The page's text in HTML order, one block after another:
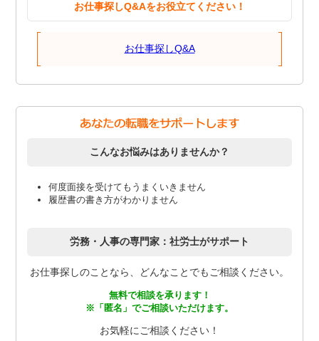
お仕事探しQ&Aをお役立てください！
お仕事探しQ&A
こんなお悩みはありませんか？
何度面接を受けてもうまくいきません
履歴書の書き方がわかりません
労務・人事の専門家：社労士がサポート
お仕事探しのことなら、どんなことでもご相談ください。
無料で相談を承ります！
※「匿名」でご相談いただけます。
お気軽にご相談ください！